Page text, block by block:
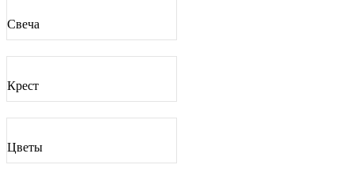
Свеча
Крест
Цветы